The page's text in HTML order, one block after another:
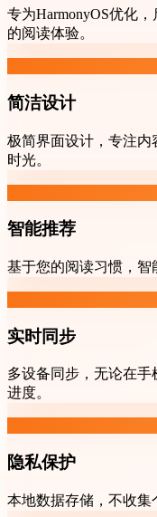
专为HarmonyOS优化
的阅读体验。
简洁设计
极简界面设计，专注
时光。
智能推荐
基于您的阅读习惯，智
实时同步
多设备同步，无论在
进度。
隐私保护
本地数据存储，不收集